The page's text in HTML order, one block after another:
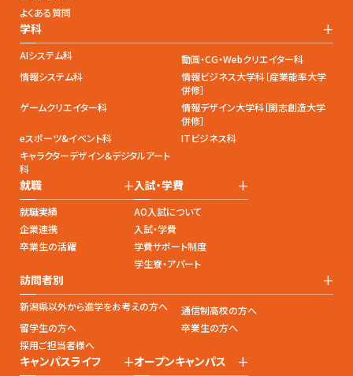
よくある質問
学科 +
AIシステム科
動画・CG・Webクリエイター科
情報システム科
情報ビジネス大学科［産業能率大学
併修］
ゲームクリエイター科
情報デザイン大学科［開志創造大学
併修］
eスポーツ&イベント科
ITビジネス科
キャラクターデザイン&デジタルアート
科
就職 +
就職実績
企業連携
卒業生の活躍
入試・学費 +
AO入試について
入試・学費
学費サポート制度
学生寮・アパート
訪問者別 +
新潟県以外から進学をお考えの方へ
通信制高校の方へ
留学生の方へ
卒業生の方へ
採用ご担当者様へ
キャンパスライフ +オープンキャンパス +